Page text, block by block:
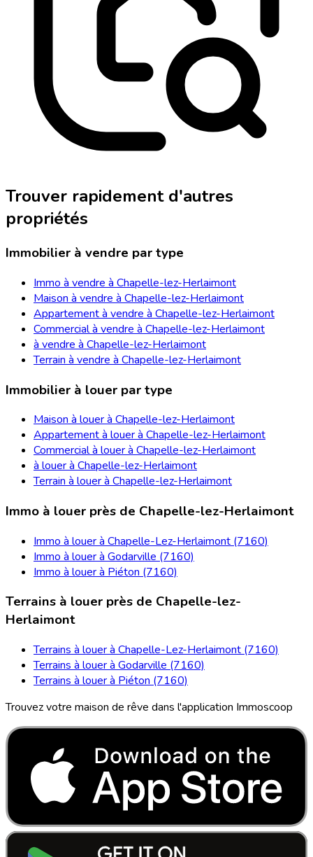
Trouver rapidement d'autres
propriétés
Immobilier à vendre par type
Immo à vendre à Chapelle-lez-Herlaimont
Maison à vendre à Chapelle-lez-Herlaimont
Appartement à vendre à Chapelle-lez-Herlaimont
Commercial à vendre à Chapelle-lez-Herlaimont
à vendre à Chapelle-lez-Herlaimont
Terrain à vendre à Chapelle-lez-Herlaimont
Immobilier à louer par type
Maison à louer à Chapelle-lez-Herlaimont
Appartement à louer à Chapelle-lez-Herlaimont
Commercial à louer à Chapelle-lez-Herlaimont
à louer à Chapelle-lez-Herlaimont
Terrain à louer à Chapelle-lez-Herlaimont
Immo à louer près de Chapelle-lez-Herlaimont
Immo à louer à Chapelle-Lez-Herlaimont (7160)
Immo à louer à Godarville (7160)
Immo à louer à Piéton (7160)
Terrains à louer près de Chapelle-lez-
Herlaimont
Terrains à louer à Chapelle-Lez-Herlaimont (7160)
Terrains à louer à Godarville (7160)
Terrains à louer à Piéton (7160)
Trouvez votre maison de rêve dans l'application Immoscoop